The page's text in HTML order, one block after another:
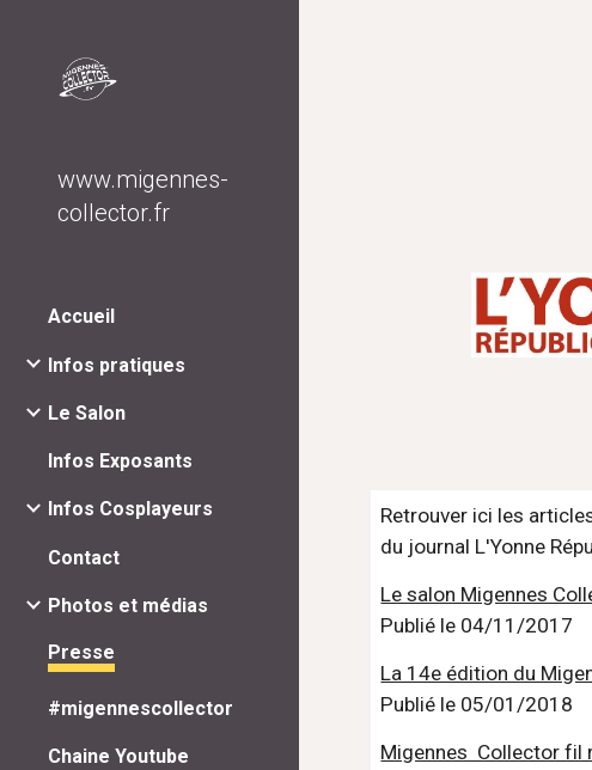
www.migennes-
collector.fr
Accueil
Infos pratiques
Le Salon
Infos Exposants
Infos Cosplayeurs
Contact
Photos et médias
Presse
#migennescollector
Chaine Youtube
Retrouver ici les
du journal L'Yonne
Le salon Migennes
Publié le 04/11/2017
La 14e édition du
Publié le 05/01/2018
Migennes  Collector fil